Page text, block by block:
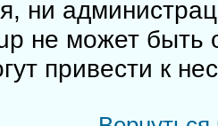
ни
не может быть
привести к